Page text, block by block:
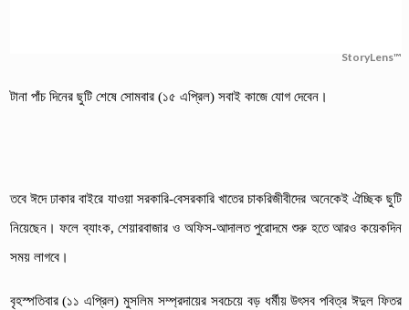
StoryLens™
টানা পাঁচ দিনের ছুটি শেষে সোমবার (১৫ এপ্রিল) সবাই কাজে যোগ দেবেন।
তবে ঈদে ঢাকার বাইরে যাওয়া সরকারি-বেসরকারি খাতের চাকরিজীবীদের অনেকেই ঐচ্ছিক ছুটি
নিয়েছেন। ফলে ব্যাংক, শেয়ারবাজার ও অফিস-আদালত পুরোদমে শুরু হতে আরও কয়েকদিন
সময় লাগবে।
বৃহস্পতিবার (১১ এপ্রিল) মুসলিম সম্প্রদায়ের সবচেয়ে বড় ধর্মীয় উৎসব পবিত্র ঈদুল ফিতর